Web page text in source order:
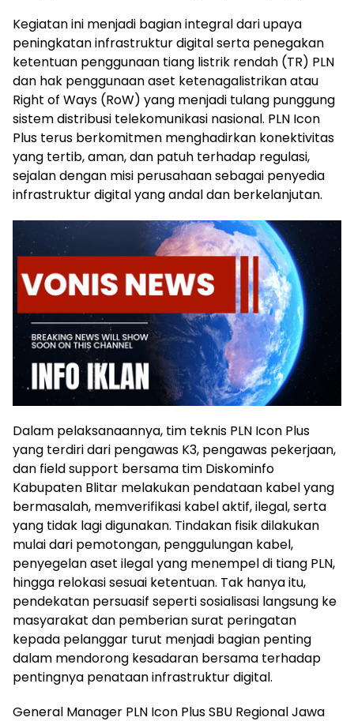
Kegiatan ini menjadi bagian integral dari upaya
peningkatan infrastruktur digital serta penegakan
ketentuan penggunaan tiang listrik rendah (TR) PLN
dan hak penggunaan aset ketenagalistrikan atau
Right of Ways (RoW) yang menjadi tulang punggung
sistem distribusi telekomunikasi nasional. PLN Icon
Plus terus berkomitmen menghadirkan konektivitas
yang tertib, aman, dan patuh terhadap regulasi,
sejalan dengan misi perusahaan sebagai penyedia
infrastruktur digital yang andal dan berkelanjutan.
Dalam pelaksanaannya, tim teknis PLN Icon Plus
yang terdiri dari pengawas K3, pengawas pekerjaan,
dan field support bersama tim Diskominfo
Kabupaten Blitar melakukan pendataan kabel yang
bermasalah, memverifikasi kabel aktif, ilegal, serta
yang tidak lagi digunakan. Tindakan fisik dilakukan
mulai dari pemotongan, penggulungan kabel,
penyegelan aset ilegal yang menempel di tiang PLN,
hingga relokasi sesuai ketentuan. Tak hanya itu,
pendekatan persuasif seperti sosialisasi langsung ke
masyarakat dan pemberian surat peringatan
kepada pelanggar turut menjadi bagian penting
dalam mendorong kesadaran bersama terhadap
pentingnya penataan infrastruktur digital.
General Manager PLN Icon Plus SBU Regional Jawa